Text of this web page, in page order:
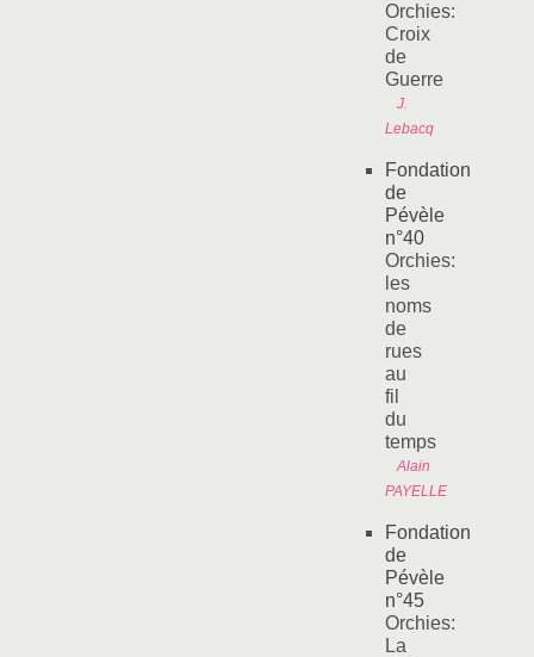
Orchies:
Croix
de
Guerre
J.
Lebacq
Fondation
de
Pévèle
n°40
Orchies:
les
noms
de
rues
au
fil
du
temps
Alain
PAYELLE
Fondation
de
Pévèle
n°45
Orchies:
La